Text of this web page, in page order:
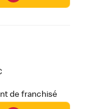
de franchisé